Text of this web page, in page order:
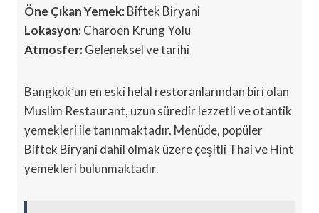
Öne Çıkan Yemek:Biftek Biryani
Lokasyon:Charoen Krung Yolu
Atmosfer:Geleneksel ve tarihi
Bangkok’un en eski helal restoranlarından biri olan
Muslim Restaurant, uzun süredir lezzetli ve otantik
yemekleri ile tanınmaktadır. Menüde, popüler
Biftek Biryani dahil olmak üzere çeşitli Thai ve Hint
yemekleri bulunmaktadır.